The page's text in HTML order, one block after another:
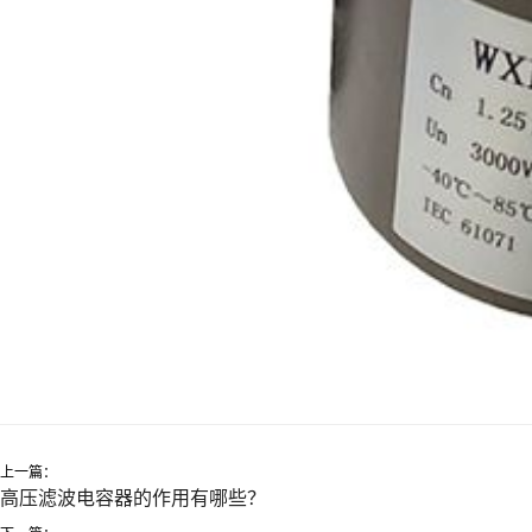
上一篇：
高压滤波电容器的作用有哪些？